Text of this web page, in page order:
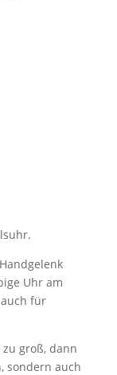
Uhr am
für
groß, dann
sondern auch